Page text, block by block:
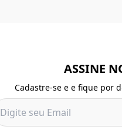
ASSINE
Cadastre-se e e fique por